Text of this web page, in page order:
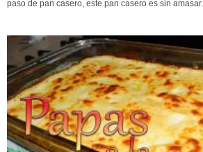
paso de pan casero, este pan casero es sin amasar...